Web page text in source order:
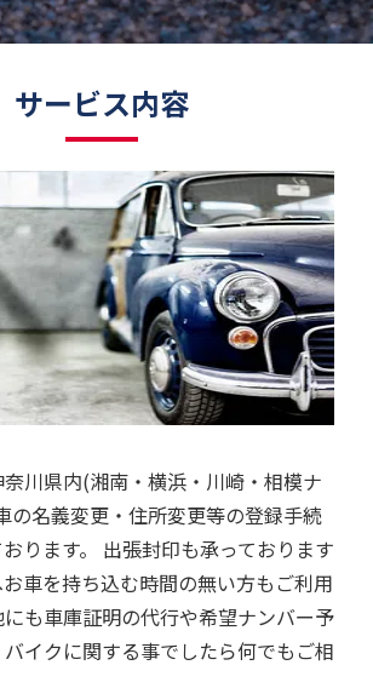
サービス内容
川県内(湘南・横浜・川崎・相模ナ
の名義変更・住所変更等の登録手続
ります。 出張封印も承っております
車を持ち込む時間の無い方もご利用
も車庫証明の代行や希望ナンバー予
イクに関する事でしたら何でもご相